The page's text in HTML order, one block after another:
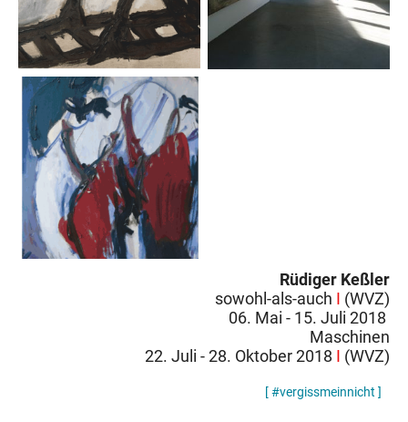
Rüdiger Keßler
sowohl-als-auch I (WVZ)
06. Mai - 15. Juli 2018
Maschinen
22. Juli - 28. Oktober 2018 I (WVZ)
[ #vergissmeinnicht ]